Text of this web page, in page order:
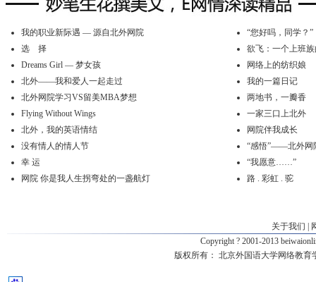
我的职业新际遇 — 源自北外网院
“您好吗，同学？”
选 择
欲飞：一个上班
Dreams Girl — 梦女孩
网络上的纺织娘
北外——我和爱人一起走过
我的一篇日记
北外网院学习VS留美MBA梦想
两地书，一瓣香
Flying Without Wings
一家三口上北外
北外，我的英语情结
网院伴我成长
没有情人的情人节
“感悟”——北外网
幸 运
“我愿意……”
网院 你是我人生拐弯处的一盏航灯
路 . 彩虹 . 驼
关于我们
Copyright ? 2001-2013
版权所有： 北京外国语大学网络教育